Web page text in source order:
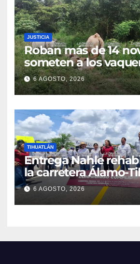
JUSTICIA
Roban más de 14
someten a los
6 AGOSTO, 2026
TIHUATLÁN
Entrega Nahle
la carretera Álamo-
6 AGOSTO, 2026